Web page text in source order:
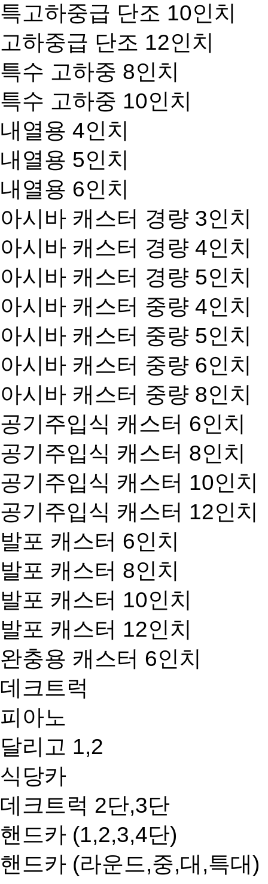
특고하중급 단조 10인치
고하중급 단조 12인치
특수 고하중 8인치
특수 고하중 10인치
내열용 4인치
내열용 5인치
내열용 6인치
아시바 캐스터 경량 3인치
아시바 캐스터 경량 4인치
아시바 캐스터 경량 5인치
아시바 캐스터 중량 4인치
아시바 캐스터 중량 5인치
아시바 캐스터 중량 6인치
아시바 캐스터 중량 8인치
공기주입식 캐스터 6인치
공기주입식 캐스터 8인치
공기주입식 캐스터 10인치
공기주입식 캐스터 12인치
발포 캐스터 6인치
발포 캐스터 8인치
발포 캐스터 10인치
발포 캐스터 12인치
완충용 캐스터 6인치
데크트럭
피아노
달리고 1,2
식당카
데크트럭 2단,3단
핸드카 (1,2,3,4단)
핸드카 (라운드,중,대,특대)